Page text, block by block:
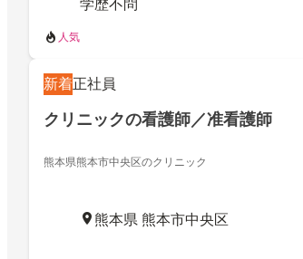
学歴不問
人気
新着正社員
クリニックの看護師／准看護師
熊本県熊本市中央区のクリニック
熊本県 熊本市中央区